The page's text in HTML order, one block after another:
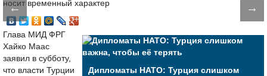
← →
Дипломаты НАТО: Турция слишком
Глава МИД ФРГ
Хайко Маас
заявил в субботу,
что власти Турции